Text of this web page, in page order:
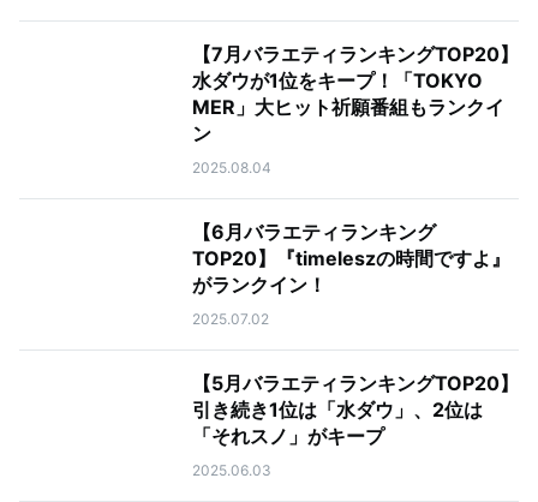
【7月バラエティランキングTOP20】
水ダウが1位をキープ！「TOKYO
MER」大ヒット祈願番組もランクイ
ン
2025.08.04
【6月バラエティランキング
TOP20】『timeleszの時間ですよ』
がランクイン！
2025.07.02
【5月バラエティランキングTOP20】
引き続き1位は「水ダウ」、2位は
「それスノ」がキープ
2025.06.03